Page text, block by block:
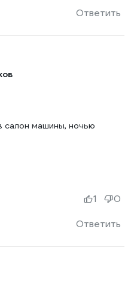
Ответить
салон машины, ночью
Ответить
1 0